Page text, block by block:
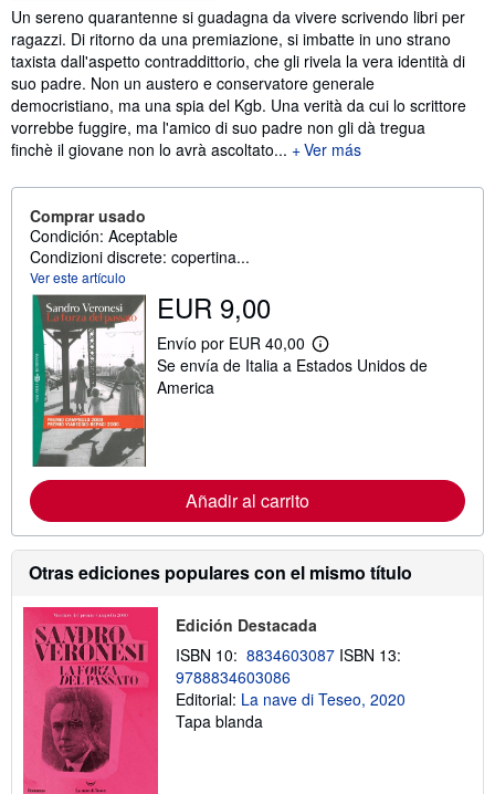
Sinopsis
Un sereno quarantenne si guadagna da vivere scrivendo libri per
ragazzi. Di ritorno da una premiazione, si imbatte in uno strano
taxista dall'aspetto contraddittorio, che gli rivela la vera identità di
suo padre. Non un austero e conservatore generale
democristiano, ma una spia del Kgb. Una verità da cui lo scrittore
vorrebbe fuggire, ma l'amico di suo padre non gli dà tregua
finchè il giovane non lo avrà ascoltato...
Ver más
Comprar usado
Condición: Aceptable
Condizioni discrete: copertina...
Ver este artículo
EUR 9,00
Envío por EUR 40,00
M
á
m
i
ó
n
s
e
l
s
Se envía de Italia a Estados Unidos de
America
Añadir al carrito
Otras ediciones populares con el mismo título
Edición Destacada
ISBN 10: 8834603087 ISBN 13:
9788834603086
Editorial: La nave di Teseo, 2020
Tapa blanda